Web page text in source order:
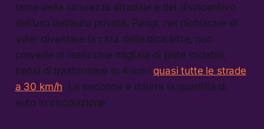
tema della sicurezza stradale e del disincentivo
dell’uso dell’auto privata. Parigi, nel dichiarare di
voler diventare la città delle biciclette, non
prevede di realizzare migliaia di piste ciclabili,
bensì di trasformare in 4 anni quasi tutte le strade
a 30 km/h. La seconda è ridurre la quantità di
auto in circolazione.